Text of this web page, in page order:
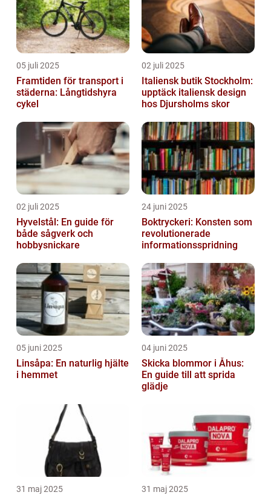
05 juli 2025
Framtiden för transport i
städerna: Långtidshyra
cykel
02 juli 2025
Italiensk butik Stockholm:
upptäck italiensk design
hos Djursholms skor
02 juli 2025
Hyvelstål: En guide för
både sågverk och
hobbysnickare
24 juni 2025
Boktryckeri: Konsten som
revolutionerade
informationsspridning
05 juni 2025
Linsåpa: En naturlig hjälte
i hemmet
04 juni 2025
Skicka blommor i Åhus:
En guide till att sprida
glädje
31 maj 2025 31 maj 2025